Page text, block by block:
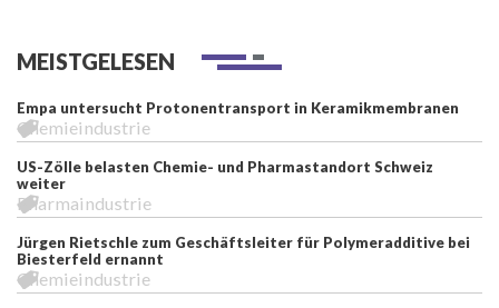
MEISTGELESEN
Empa untersucht Protonentransport in Keramikmembranen
Chemieindustrie
US-Zölle belasten Chemie- und Pharmastandort Schweiz
weiter
Pharmaindustrie
Jürgen Rietschle zum Geschäftsleiter für Polymeradditive bei
Biesterfeld ernannt
Chemieindustrie